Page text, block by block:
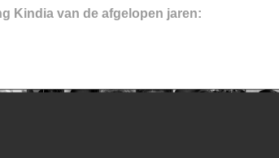
Kindia van de afgelopen jaren: